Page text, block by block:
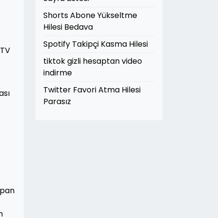
Shorts Abone Yükseltme
Hilesi Bedava
Spotify Takipçi Kasma Hilesi
tiktok gizli hesaptan video
indirme
Twitter Favori Atma Hilesi
Parasız